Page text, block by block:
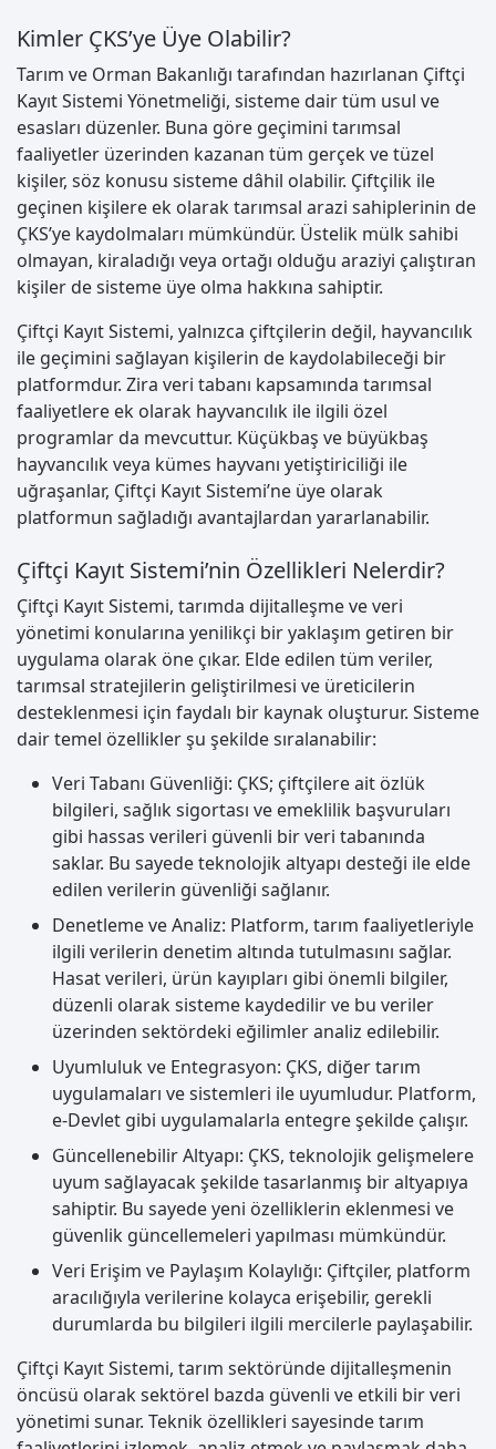
Kimler ÇKS’ye Üye Olabilir?
Tarım ve Orman Bakanlığı tarafından hazırlanan Çiftçi
Kayıt Sistemi Yönetmeliği, sisteme dair tüm usul ve
esasları düzenler. Buna göre geçimini tarımsal
faaliyetler üzerinden kazanan tüm gerçek ve tüzel
kişiler, söz konusu sisteme dâhil olabilir. Çiftçilik ile
geçinen kişilere ek olarak tarımsal arazi sahiplerinin de
ÇKS’ye kaydolmaları mümkündür. Üstelik mülk sahibi
olmayan, kiraladığı veya ortağı olduğu araziyi çalıştıran
kişiler de sisteme üye olma hakkına sahiptir.
Çiftçi Kayıt Sistemi, yalnızca çiftçilerin değil, hayvancılık
ile geçimini sağlayan kişilerin de kaydolabileceği bir
platformdur. Zira veri tabanı kapsamında tarımsal
faaliyetlere ek olarak hayvancılık ile ilgili özel
programlar da mevcuttur. Küçükbaş ve büyükbaş
hayvancılık veya kümes hayvanı yetiştiriciliği ile
uğraşanlar, Çiftçi Kayıt Sistemi’ne üye olarak
platformun sağladığı avantajlardan yararlanabilir.
Çiftçi Kayıt Sistemi’nin Özellikleri Nelerdir?
Çiftçi Kayıt Sistemi, tarımda dijitalleşme ve veri
yönetimi konularına yenilikçi bir yaklaşım getiren bir
uygulama olarak öne çıkar. Elde edilen tüm veriler,
tarımsal stratejilerin geliştirilmesi ve üreticilerin
desteklenmesi için faydalı bir kaynak oluşturur. Sisteme
dair temel özellikler şu şekilde sıralanabilir:
Veri Tabanı Güvenliği: ÇKS; çiftçilere ait özlük
bilgileri, sağlık sigortası ve emeklilik başvuruları
gibi hassas verileri güvenli bir veri tabanında
saklar. Bu sayede teknolojik altyapı desteği ile elde
edilen verilerin güvenliği sağlanır.
Denetleme ve Analiz: Platform, tarım faaliyetleriyle
ilgili verilerin denetim altında tutulmasını sağlar.
Hasat verileri, ürün kayıpları gibi önemli bilgiler,
düzenli olarak sisteme kaydedilir ve bu veriler
üzerinden sektördeki eğilimler analiz edilebilir.
Uyumluluk ve Entegrasyon: ÇKS, diğer tarım
uygulamaları ve sistemleri ile uyumludur. Platform,
e-Devlet gibi uygulamalarla entegre şekilde çalışır.
Güncellenebilir Altyapı: ÇKS, teknolojik gelişmelere
uyum sağlayacak şekilde tasarlanmış bir altyapıya
sahiptir. Bu sayede yeni özelliklerin eklenmesi ve
güvenlik güncellemeleri yapılması mümkündür.
Veri Erişim ve Paylaşım Kolaylığı: Çiftçiler, platform
aracılığıyla verilerine kolayca erişebilir, gerekli
durumlarda bu bilgileri ilgili mercilerle paylaşabilir.
Çiftçi Kayıt Sistemi, tarım sektöründe dijitalleşmenin
öncüsü olarak sektörel bazda güvenli ve etkili bir veri
yönetimi sunar. Teknik özellikleri sayesinde tarım